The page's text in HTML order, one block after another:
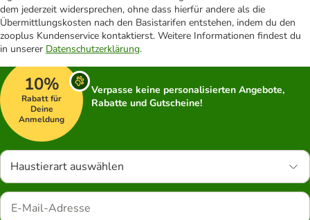
dem jederzeit widersprechen, ohne dass hierfür andere als die
Übermittlungskosten nach den Basistarifen entstehen, indem du den
zooplus Kundenservice kontaktierst. Weitere Informationen findest du
in unserer Datenschutzerklärung.
10%
Rabatt für
Deine
Anmeldung
Verpasse keine personalisierten Angebote,
Rabatte und Gutscheine!
Haustierart auswählen